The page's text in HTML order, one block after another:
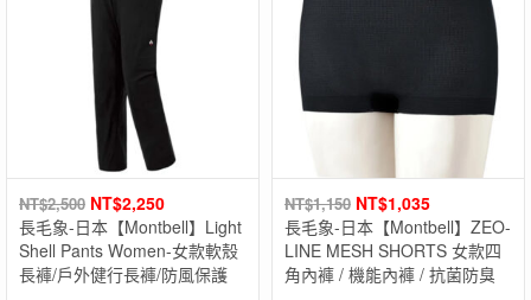
NT$2,500 NT$2,250
長毛象-日本【Montbell】Light
Shell Pants Women-女款軟殼
長褲/戶外健行長褲/防風保護
NT$1,150 NT$1,035
長毛象-日本【Montbell】ZEO-
LINE MESH SHORTS 女款四
角內褲 / 機能內褲 / 抗菌防臭